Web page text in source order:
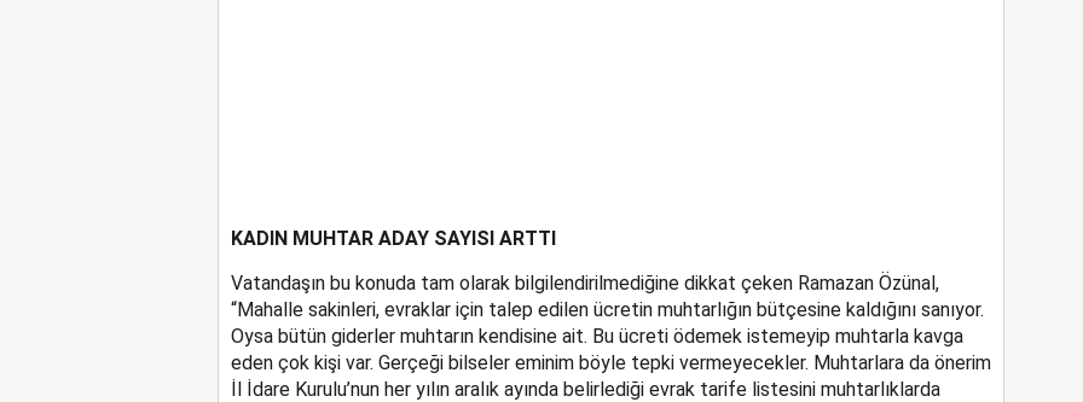
KADIN MUHTAR ADAY SAYISI ARTTI
Vatandaşın bu konuda tam olarak bilgilendirilmediğine dikkat çeken Ramazan Özünal,
“Mahalle sakinleri, evraklar için talep edilen ücretin muhtarlığın bütçesine kaldığını sanıyor.
Oysa bütün giderler muhtarın kendisine ait. Bu ücreti ödemek istemeyip muhtarla kavga
eden çok kişi var. Gerçeği bilseler eminim böyle tepki vermeyecekler. Muhtarlara da önerim
İl İdare Kurulu’nun her yılın aralık ayında belirlediği evrak tarife listesini muhtarlıklarda